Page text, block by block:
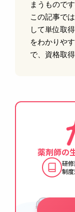
まうものです
この記事で
して単位取
をわかりや
で、資格取
薬剤師の
研
制